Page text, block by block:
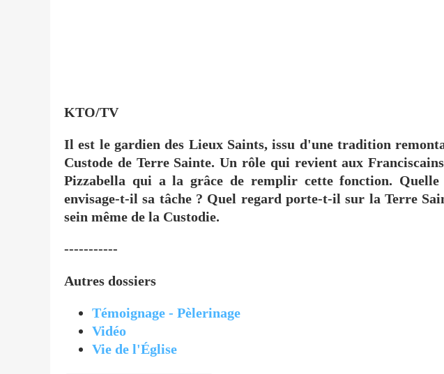
KTO/TV
Il est le gardien des Lieux Saints, issu d'une tradition
Custode de Terre Sainte. Un rôle qui revient aux
Pizzabella qui a la grâce de remplir cette fonction. Quelle
envisage-t-il sa tâche ? Quel regard porte-t-il sur la Terre
sein même de la Custodie.
-----------
Autres dossiers
Témoignage - Pèlerinage
Vidéo
Vie de l'Église